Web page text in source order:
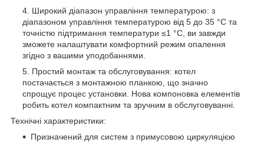
Широкий діапазон управління температурою: з
діапазоном управління температурою від 5 до 35 °C та
точністю підтримання температури ≤1 °C, ви завжди
зможете налаштувати комфортний режим опалення
згідно з вашими уподобаннями.
Простий монтаж та обслуговування: котел
постачається з монтажною планкою, що значно
спрощує процес установки. Нова компоновка елементів
робить котел компактним та зручним в обслуговуванні.
Технічні характеристики:
Призначений для систем з примусовою циркуляцією